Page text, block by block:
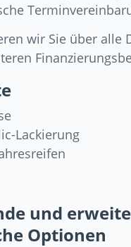
wir Sie über alle
Lackierung
und
Optionen